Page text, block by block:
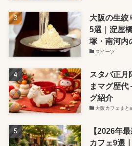
大阪の生絞
5選｜淀屋
塚・南河内
スイーツ
スタバ正月
まマグ歴代
グ紹介
大阪カフェまと
【2026年
カフェ9選